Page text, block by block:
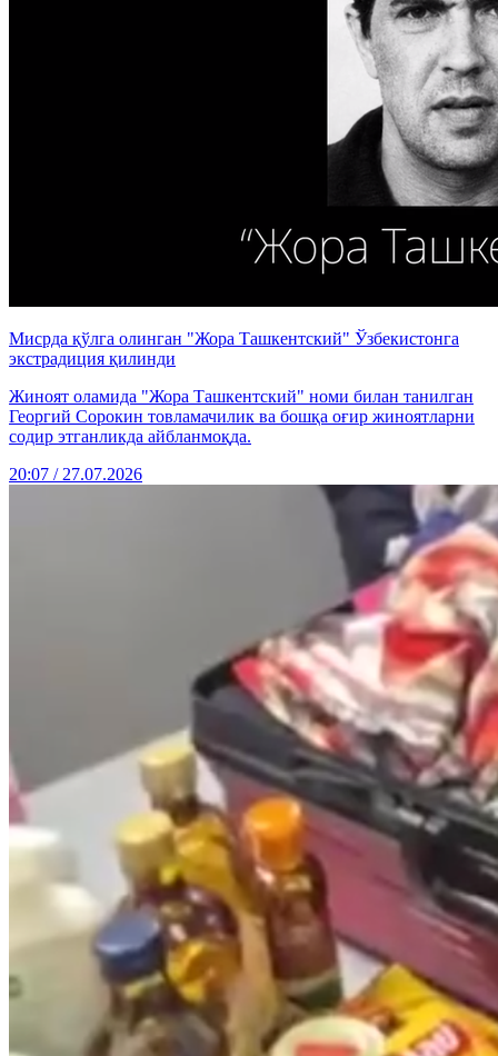
Мисрда қўлга олинган "Жора Ташкентский" Ўзбекистонга
экстрадиция қилинди
Жиноят оламида "Жора Ташкентский" номи билан танилган
Георгий Сорокин товламачилик ва бошқа оғир жиноятларни
содир этганликда айбланмоқда.
20:07 / 27.07.2026